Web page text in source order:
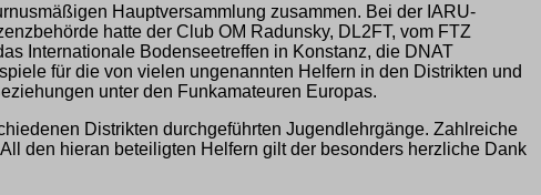
Hauptversammlung zusammen. Bei der IARU-
hatte der Club OM Radunsky, DL2FT, vom FTZ
Internationale Bodenseetreffen in Konstanz, die DNAT
für die von vielen ungenannten Helfern in den Distrikten und
unter den Funkamateuren Europas.
Distrikten durchgeführten Jugendlehrgänge. Zahlreiche
den hieran beteiligten Helfern gilt der besonders herzliche Dank